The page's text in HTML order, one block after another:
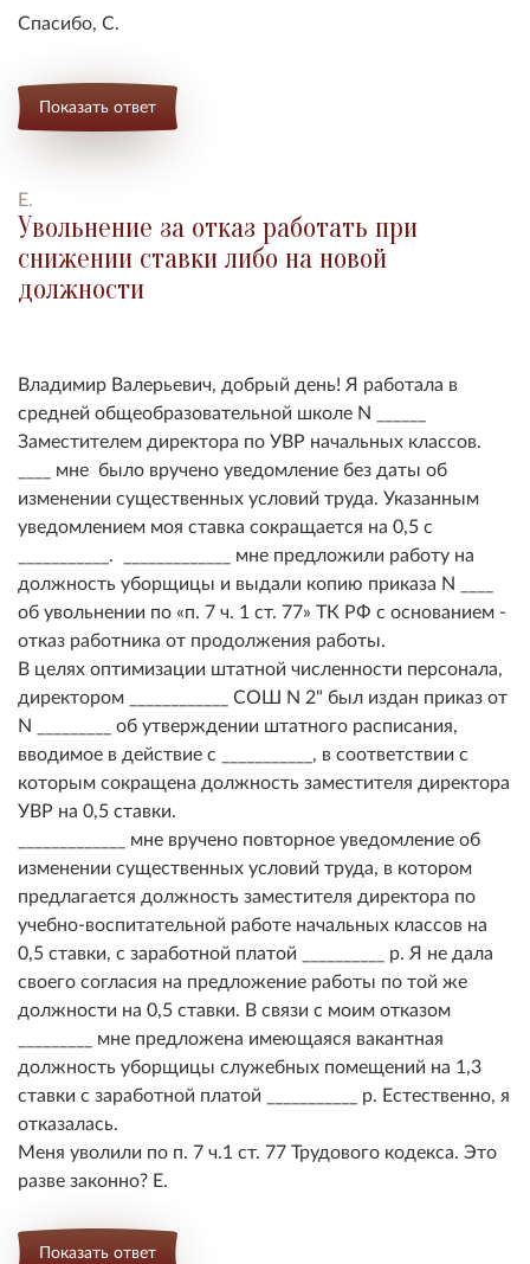
Спасибо, С.
Показать ответ
Е.
Увольнение за отказ работать при
снижении ставки либо на новой
должности
Владимир Валерьевич, добрый день! Я работала в
средней общеобразовательной школе N ______
Заместителем директора по УВР начальных классов.
____ мне было вручено уведомление без даты об
изменении существенных условий труда. Указанным
уведомлением моя ставка сокращается на 0,5 с
___________. _____________ мне предложили работу на
должность уборщицы и выдали копию приказа N ____
об увольнении по
п. 7 ч. 1 ст. 77 ТК РФ с основанием -
отказ работника от продолжения работы.
В целях оптимизации штатной численности персонала,
директором ____________ СОШ N 2" был издан приказ от
N _________ об утверждении штатного расписания,
вводимое в действие с ___________, в соответствии с
которым сокращена должность заместителя директора
УВР на 0,5 ставки.
_____________ мне вручено повторное уведомление об
изменении существенных условий труда, в котором
предлагается должность заместителя директора по
учебно-воспитательной работе начальных классов на
0,5 ставки, с заработной платой __________ р. Я не дала
своего согласия на предложение работы по той же
должности на 0,5 ставки. В связи с моим отказом
_________ мне предложена имеющаяся вакантная
должность уборщицы служебных помещений на 1,3
ставки с заработной платой ___________ р. Естественно, я
отказалась.
Меня уволили по п. 7 ч.1 ст. 77 Трудового кодекса. Это
разве законно? Е.
Показать ответ